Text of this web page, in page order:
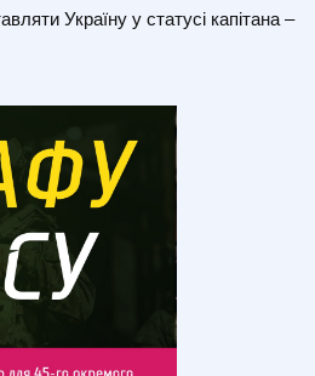
Україну у статусі капітана –